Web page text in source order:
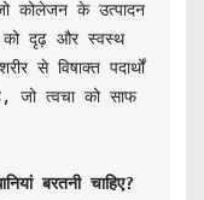
कोलेजन के उत्पादन
को दृढ़ और स्वस्थ
से विषाक्त पदार्थों
जो त्वचा को साफ
बरतनी चाहिए?